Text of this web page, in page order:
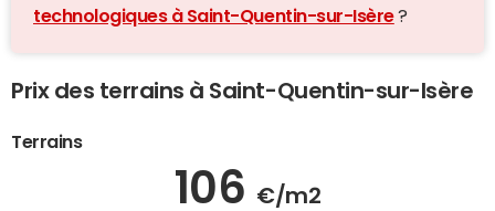
technologiques à Saint-Quentin-sur-Isère?
Prix des terrains à Saint-Quentin-sur-Isère
Terrains
106 €/m2